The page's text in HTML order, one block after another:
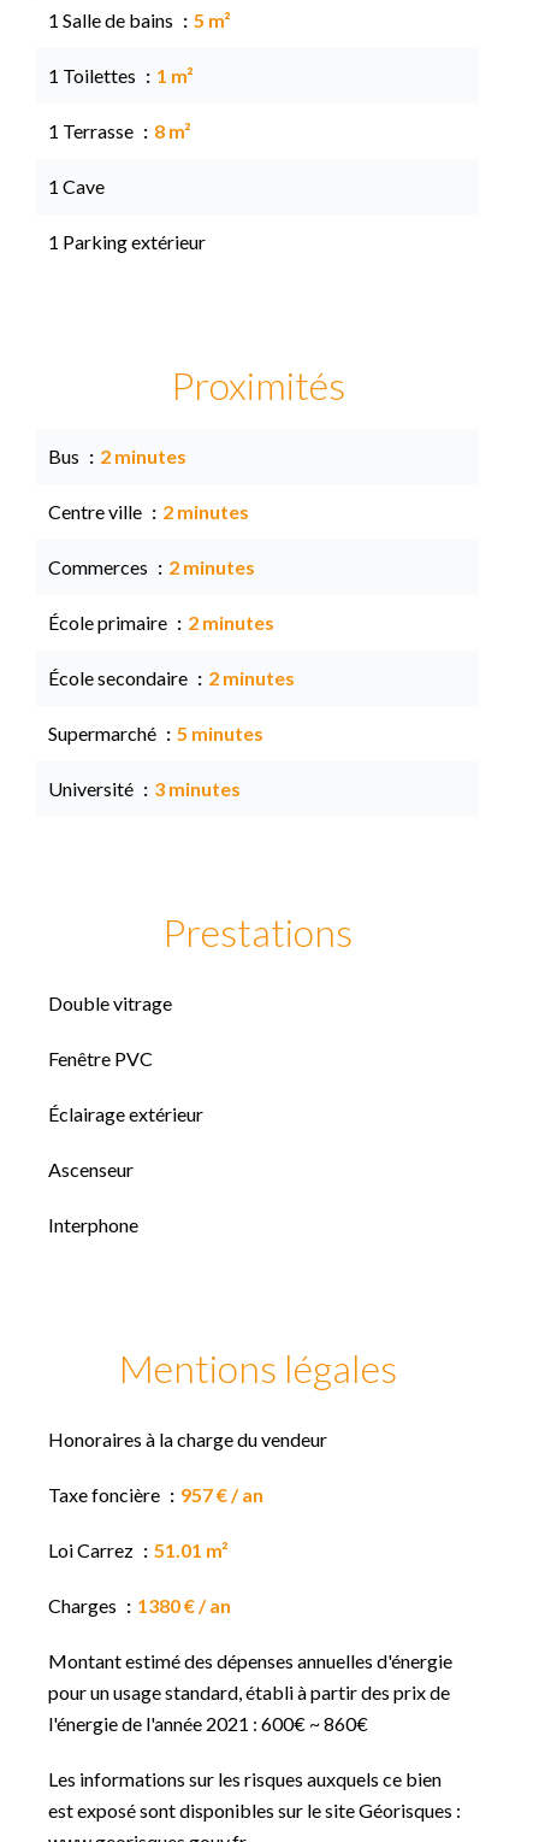
1 Salle de bains 5 m²
1 Toilettes 1 m²
1 Terrasse 8 m²
1 Cave
1 Parking extérieur
Proximités
Bus 2 minutes
Centre ville 2 minutes
Commerces 2 minutes
École primaire 2 minutes
École secondaire 2 minutes
Supermarché 5 minutes
Université 3 minutes
Prestations
Double vitrage
Fenêtre PVC
Éclairage extérieur
Ascenseur
Interphone
Mentions légales
Honoraires à la charge du vendeur
Taxe foncière 957 € / an
Loi Carrez 51.01 m²
Charges 1380 € / an
Montant estimé des dépenses annuelles d'énergie
pour un usage standard, établi à partir des prix de
l'énergie de l'année 2021 : 600€ ~ 860€
Les informations sur les risques auxquels ce bien
est exposé sont disponibles sur le site Géorisques :